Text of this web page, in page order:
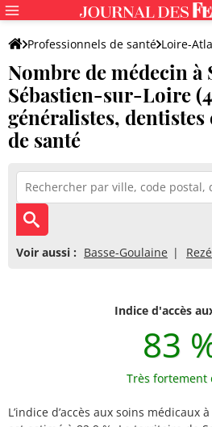
Professionnels de santé Loire-
Saint-Sébastien-sur-Loire
Nombre de médecin à
Sébastien-sur-Loire
généralistes,
de santé
Voir aussi : Basse-Goulaine Rezé
Indice d'accès
83
Très fortement
L’indice d’accès aux soins médicaux